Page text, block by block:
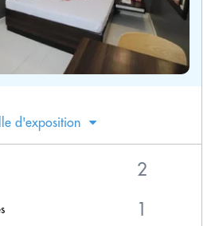
d'exposition